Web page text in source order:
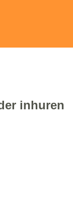
inhuren